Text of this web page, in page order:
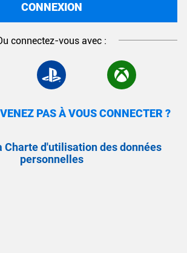
CONNEXION
connectez-vous avec :
PAS À VOUS CONNECTER ?
Charte d'utilisation des données
personnelles